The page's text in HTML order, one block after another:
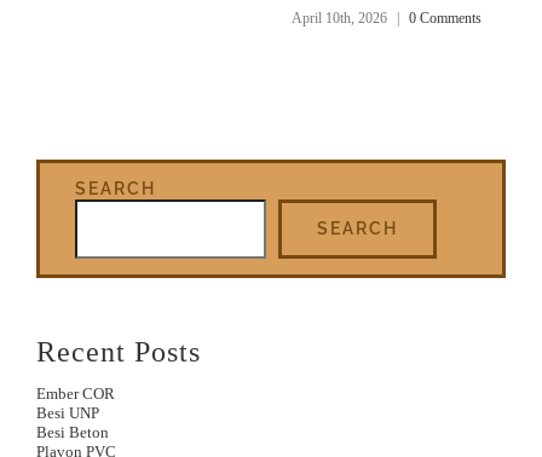
April 10th, 2026 | 0 Comments
SEARCH
SEARCH
Recent Posts
Ember COR
Besi UNP
Besi Beton
Plavon PVC